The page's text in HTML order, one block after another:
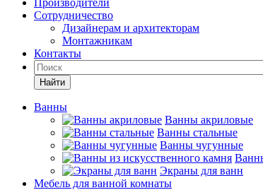
Производители
Сотрудничество
Дизайнерам и архитекторам
Монтажникам
Контакты
Найти
Ванны
Ванны акриловые
Ванны стальные
Ванны чугунные
Экраны для ванн
Мебель для ванной комнаты